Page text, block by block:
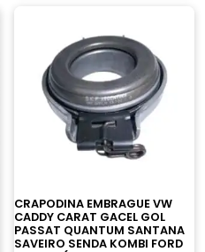
CRAPODINA EMBRAGUE VW
CADDY CARAT GACEL GOL
PASSAT QUANTUM SANTANA
SAVEIRO SENDA KOMBI FORD
×